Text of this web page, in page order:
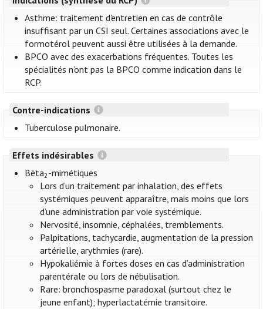
Asthme: traitement d'entretien en cas de contrôle
insuffisant par un CSI seul. Certaines associations avec le
formotérol peuvent aussi être utilisées à la demande.
BPCO avec des exacerbations fréquentes. Toutes les
spécialités n’ont pas la BPCO comme indication dans le
RCP.
Contre-indications
Tuberculose pulmonaire.
Effets indésirables
Bèta2-mimétiques
Lors d’un traitement par inhalation, des effets
systémiques peuvent apparaître, mais moins que lors
d’une administration par voie systémique.
Nervosité, insomnie, céphalées, tremblements.
Palpitations, tachycardie, augmentation de la pression
artérielle, arythmies (rare).
Hypokaliémie à fortes doses en cas d’administration
parentérale ou lors de nébulisation.
Rare: bronchospasme paradoxal (surtout chez le
jeune enfant); hyperlactatémie transitoire.